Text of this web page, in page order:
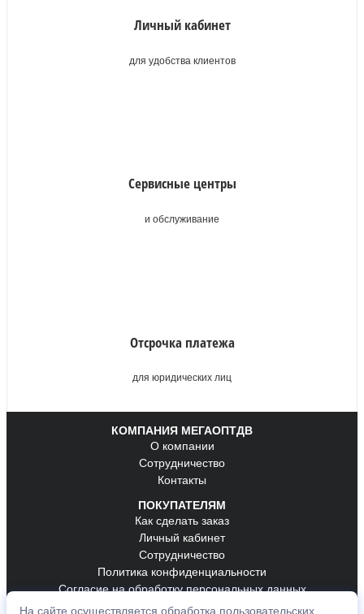
Личный кабинет
для удобства клиентов
Сервисные центры
и обслуживание
Отсрочка платежа
для юридических лиц
КОМПАНИЯ МЕГАОПТДВ
О компании
Сотрудничество
Контакты
ПОКУПАТЕЛЯМ
Как сделать заказ
Личный кабинет
Сотрудничество
Политика конфиденциальности
Согласие на обработку персональных данных
На сайте осуществляется обработка пользовательских